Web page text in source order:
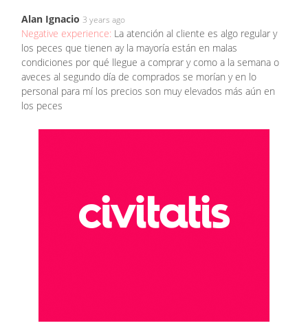
Alan Ignacio 3 years ago
Negative experience: La atención al cliente es algo regular y
los peces que tienen ay la mayoría están en malas
condiciones por qué llegue a comprar y como a la semana o
aveces al segundo día de comprados se morían y en lo
personal para mí los precios son muy elevados más aún en
los peces